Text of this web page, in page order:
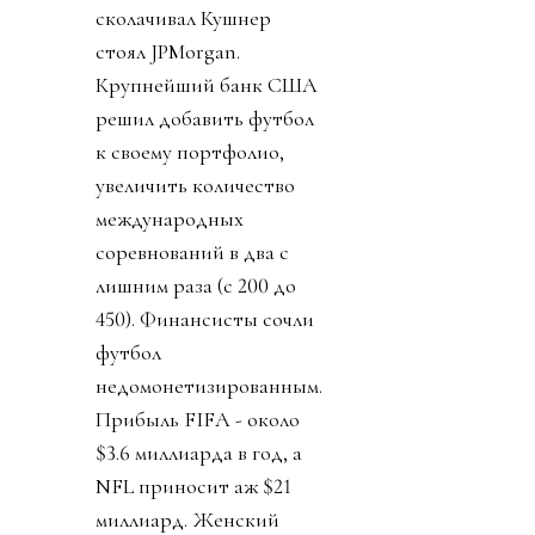
сколачивал Кушнер
стоял JPMorgan.
Крупнейший банк США
решил добавить футбол
к своему портфолио,
увеличить количество
международных
соревнований в два с
лишним раза (с 200 до
450). Финансисты сочли
футбол
недомонетизированным.
Прибыль FIFA - около
$3.6 миллиарда в год, а
NFL приносит аж $21
миллиард. Женский